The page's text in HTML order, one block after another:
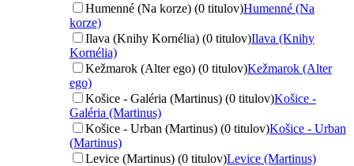
Humenné (Na korze) (0 titulov)Humenné (Na
korze)
Ilava (Knihy Kornélia) (0 titulov)Ilava (Knihy
Kornélia)
Kežmarok (Alter ego) (0 titulov)Kežmarok (Alter
ego)
Košice - Galéria (Martinus) (0 titulov)Košice -
Galéria (Martinus)
Košice - Urban (Martinus) (0 titulov)Košice - Urban
(Martinus)
Levice (Martinus) (0 titulov)Levice (Martinus)